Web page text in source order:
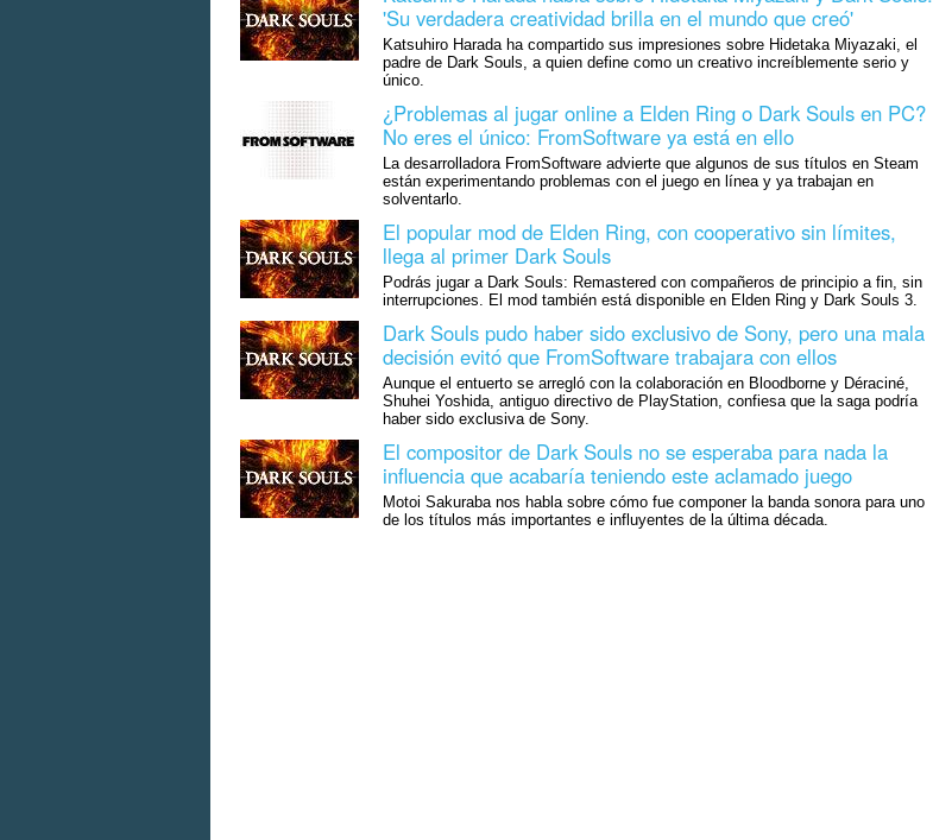
'Su verdadera creatividad brilla en el mundo que creó'
Katsuhiro Harada ha compartido sus impresiones sobre Hidetaka Miyazaki, el
padre de Dark Souls, a quien define como un creativo increíblemente serio y
único.
¿Problemas al jugar online a Elden Ring o Dark Souls en PC?
No eres el único: FromSoftware ya está en ello
La desarrolladora FromSoftware advierte que algunos de sus títulos en Steam
están experimentando problemas con el juego en línea y ya trabajan en
solventarlo.
El popular mod de Elden Ring, con cooperativo sin límites,
llega al primer Dark Souls
Podrás jugar a Dark Souls: Remastered con compañeros de principio a fin, sin
interrupciones. El mod también está disponible en Elden Ring y Dark Souls 3.
Dark Souls pudo haber sido exclusivo de Sony, pero una mala
decisión evitó que FromSoftware trabajara con ellos
Aunque el entuerto se arregló con la colaboración en Bloodborne y Déraciné,
Shuhei Yoshida, antiguo directivo de PlayStation, confiesa que la saga podría
haber sido exclusiva de Sony.
El compositor de Dark Souls no se esperaba para nada la
influencia que acabaría teniendo este aclamado juego
Motoi Sakuraba nos habla sobre cómo fue componer la banda sonora para uno
de los títulos más importantes e influyentes de la última década.